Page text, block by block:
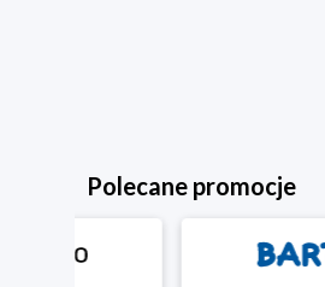
Polecane promocje